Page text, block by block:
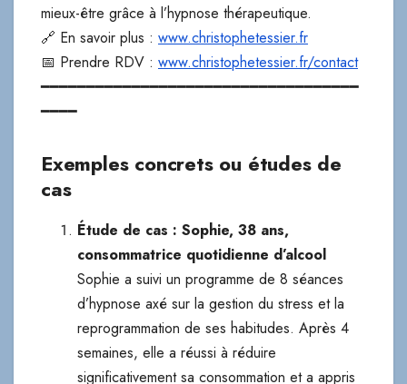
mieux-être grâce à l’hypnose thérapeutique.
🔗 En savoir plus : www.christophetessier.fr
📅 Prendre RDV : www.christophetessier.fr/contact
━━━━━━━━━━━━━━━━━━━━━━━━━━━━━━━━━━━
━━━━
Exemples concrets ou études de
cas
Étude de cas : Sophie, 38 ans,
consommatrice quotidienne d’alcool
Sophie a suivi un programme de 8 séances
d’hypnose axé sur la gestion du stress et la
reprogrammation de ses habitudes. Après 4
semaines, elle a réussi à réduire
significativement sa consommation et a appris